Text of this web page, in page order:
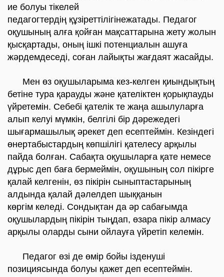
ие болуы тікелей
педагогтердің құзіреттілігінежатады. Педагог
оқушының алға қойған мақсаттарына жету жолын
қысқартады, оның ішкі потенциалын ашуға
жәрдемдеседі, соған лайықты жағдаят жасайды.
Мен өз оқушыларыма кез-келген қиындықтың
бетіне тура қарауды және қателіктен қорықпауды
үйретемін. Себебі қателік те жаңа ашылуларға
алып келуі мүмкін, белгілі бір дәрежедегі
шығармашылық әрекет деп есептеймін. Кезіндегі
өнертабыстардың көпшілігі қателесу арқылы
пайда болған. Сабақта оқушыларға қате немесе
дұрыс деп баға бермеймін, оқушының сол пікірге
қалай келгенін, өз пікірін сыныптастарының
алдында қалай дәлелдеп шыққанын
көргім келеді. Сондықтан да әр сабағымда
оқушылардың пікірін тыңдап, өзара пікір алмасу
арқылы оларды сыни ойлауға үйретіп келемін.
Педагог өзі де өмір бойы ізденуші
позициясында болуы қажет деп есептеймін.